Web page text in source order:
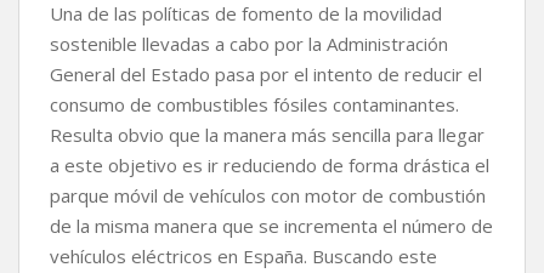
Una de las políticas de fomento de la movilidad
sostenible llevadas a cabo por la Administración
General del Estado pasa por el intento de reducir el
consumo de combustibles fósiles contaminantes.
Resulta obvio que la manera más sencilla para llegar
a este objetivo es ir reduciendo de forma drástica el
parque móvil de vehículos con motor de combustión
de la misma manera que se incrementa el número de
vehículos eléctricos en España. Buscando este